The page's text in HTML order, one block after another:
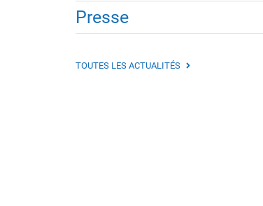
Presse
TOUTES LES ACTUALITÉS